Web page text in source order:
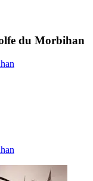
du Morbihan